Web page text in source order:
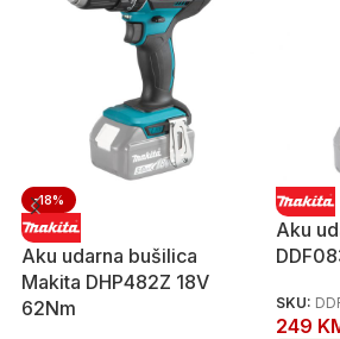
-18%
Aku udarna bušilica
Makita DHP482Z 18V
62Nm
Aku
SKU:
249